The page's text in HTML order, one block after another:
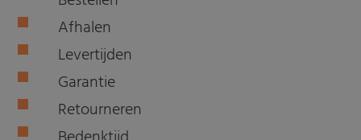
Afhalen
Levertijden
Garantie
Retourneren